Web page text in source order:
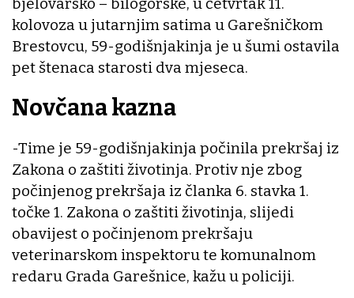
bjelovarsko – bilogorske, u četvrtak 11.
kolovoza u jutarnjim satima u Garešničkom
Brestovcu, 59-godišnjakinja je u šumi ostavila
pet štenaca starosti dva mjeseca.
Novčana kazna
-Time je 59-godišnjakinja počinila prekršaj iz
Zakona o zaštiti životinja. Protiv nje zbog
počinjenog prekršaja iz članka 6. stavka 1.
točke 1. Zakona o zaštiti životinja, slijedi
obavijest o počinjenom prekršaju
veterinarskom inspektoru te komunalnom
redaru Grada Garešnice, kažu u policiji.